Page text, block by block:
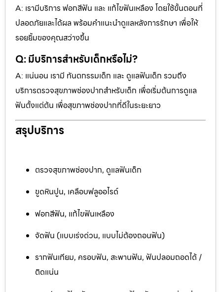
A: เรามีบริการ ฟอกสีฟัน และ แก้ไขฟันเหลือง โดยใช้ขั้นตอนที่
ปลอดภัยและได้ผล พร้อมคำแนะนำดูแลหลังการรักษา เพื่อให้
รอยยิ้มของคุณสว่างขึ้น
Q: มีบริการสำหรับเด็กหรือไม่?
A: แน่นอน เรามี ทันตกรรมเด็ก และ ดูแลฟันเด็ก รวมถึง
บริการตรวจสุขภาพช่องปากสำหรับเด็ก เพื่อเริ่มต้นการดูแล
ฟันตั้งแต่ต้น เพื่อสุขภาพช่องปากที่ดีในระยะยาว
สรุปบริการ
ตรวจสุขภาพช่องปาก, ดูแลฟันเด็ก
ขูดหินปูน, เคลือบฟลูออไรด์
ฟอกสีฟัน, แก้ไขฟันเหลือง
จัดฟัน (แบบเร่งด่วน, แบบไม่ต้องถอนฟัน)
รากฟันเทียม, ครอบฟัน, สะพานฟัน, ฟันปลอมถอดได้ /
ติดแน่น